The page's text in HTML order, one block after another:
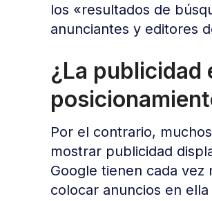
los «resultados de
anunciantes y editores
¿La publicidad
Por el contrario,
mostrar publicidad
Google tienen cada vez
colocar anuncios en